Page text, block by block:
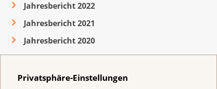
Privatsphäre-Einstellungen
Jahresbericht 2022
Jahresbericht 2021
Jahresbericht 2020